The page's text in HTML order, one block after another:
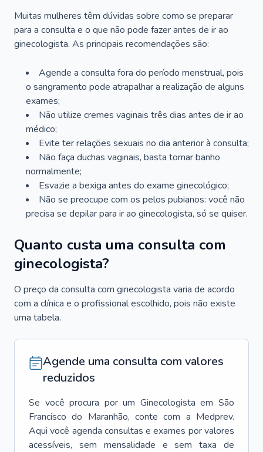
Muitas mulheres têm dúvidas sobre como se preparar
para a consulta e o que não pode fazer antes de ir ao
ginecologista. As principais recomendações são:
Agende a consulta fora do período menstrual, pois
o sangramento pode atrapalhar a realização de alguns
exames;
Não utilize cremes vaginais três dias antes de ir ao
médico;
Evite ter relações sexuais no dia anterior à consulta;
Não faça duchas vaginais, basta tomar banho
normalmente;
Esvazie a bexiga antes do exame ginecológico;
Não se preocupe com os pelos pubianos: você não
precisa se depilar para ir ao ginecologista, só se quiser.
Quanto custa uma consulta com
ginecologista?
O preço da consulta com ginecologista varia de acordo
com a clínica e o profissional escolhido, pois não existe
uma tabela.
Agende uma consulta com valores
reduzidos
Se você procura por um Ginecologista em São
Francisco do Maranhão, conte com a Medprev.
Aqui você agenda consultas e exames por valores
acessíveis, sem mensalidade e sem taxa de